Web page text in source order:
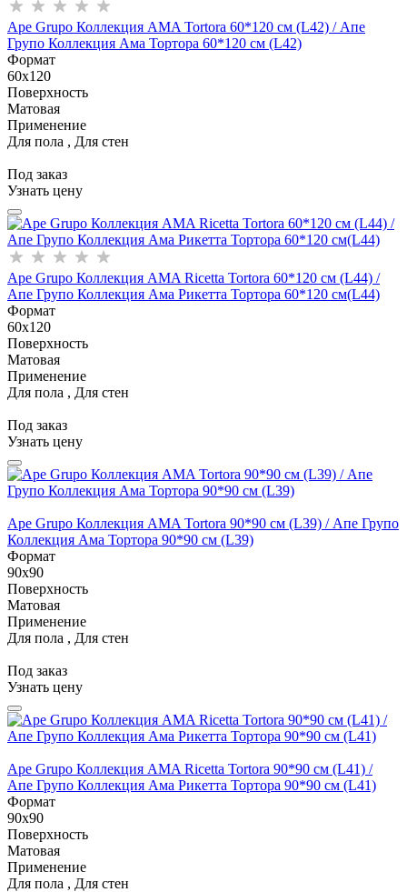
Ape Grupo Коллекция AMA Tortora 60*120 см (L42) / Апе
Групо Коллекция Ама Тортора 60*120 см (L42)
Формат
60x120
Поверхность
Матовая
Применение
Для пола , Для стен
Под заказ
Узнать цену
Ape Grupo Коллекция AMA Ricetta Tortora 60*120 см (L44) /
Апе Групо Коллекция Ама Рикетта Тортора 60*120 см(L44)
Формат
60x120
Поверхность
Матовая
Применение
Для пола , Для стен
Под заказ
Узнать цену
Ape Grupo Коллекция AMA Tortora 90*90 см (L39) / Апе Групо
Коллекция Ама Тортора 90*90 см (L39)
Формат
90x90
Поверхность
Матовая
Применение
Для пола , Для стен
Под заказ
Узнать цену
Ape Grupo Коллекция AMA Ricetta Tortora 90*90 см (L41) /
Апе Групо Коллекция Ама Рикетта Тортора 90*90 см (L41)
Формат
90x90
Поверхность
Матовая
Применение
Для пола , Для стен